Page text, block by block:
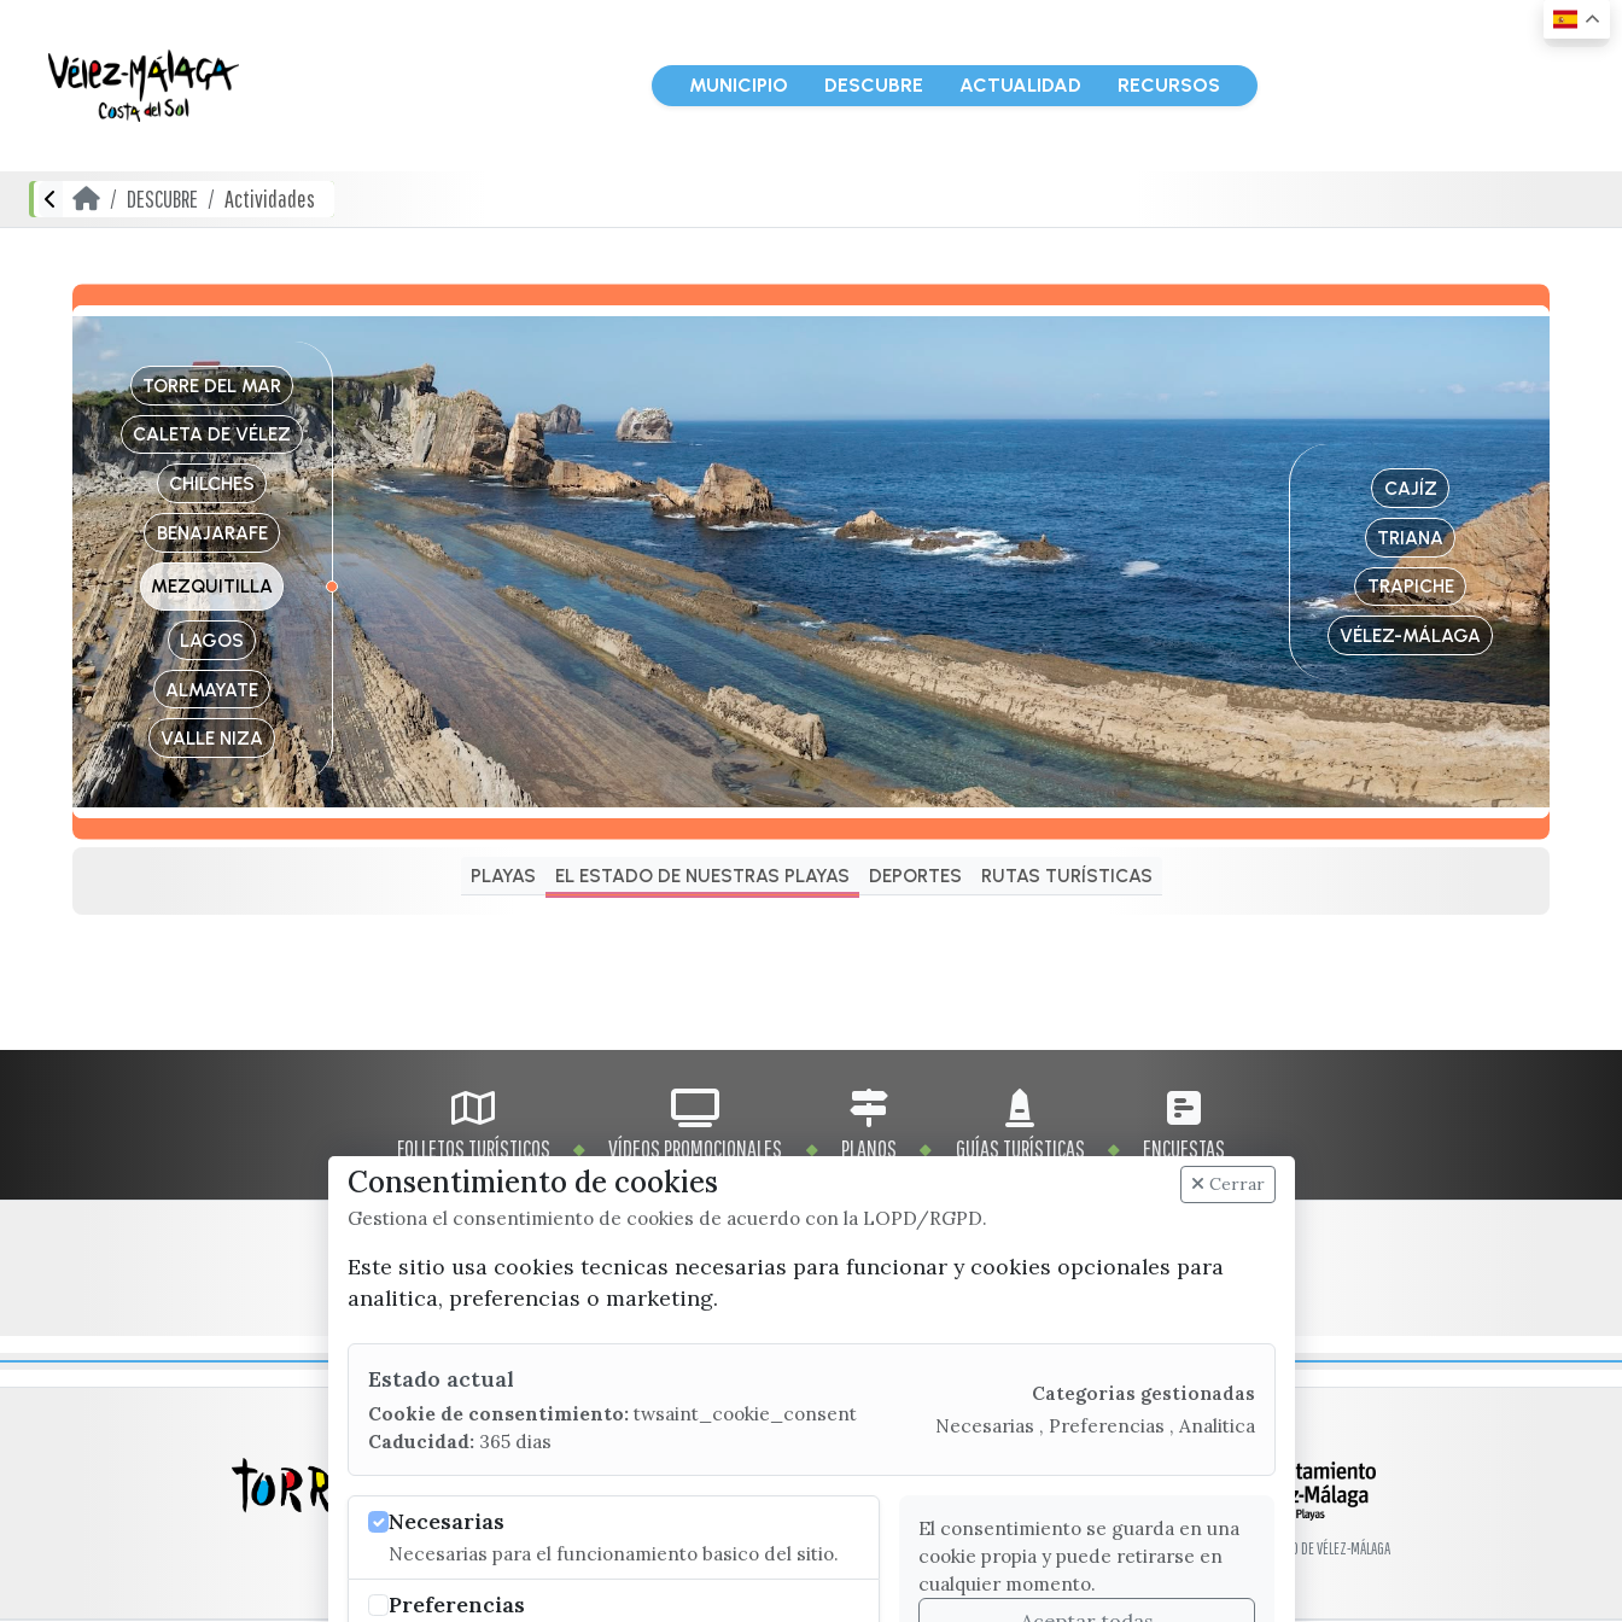
MUNICIPIO DESCUBRE ACTUALIDAD RECURSOS
DESCUBRE Actividades
TORRE DEL MAR
CALETA DE VÉLEZ
CHILCHES
BENAJARAFE
MEZQUITILLA
LAGOS
ALMAYATE
VALLE NIZA
CAJÍZ
TRIANA
TRAPICHE
VÉLEZ-MÁLAGA
PLAYAS EL ESTADO DE NUESTRAS PLAYAS DEPORTES RUTAS TURÍSTICAS
FOLLETOS TURÍSTICOS VÍDEOS PROMOCIONALES PLANOS GUÍAS TURÍSTICAS ENCUESTAS
x / twitter
(+34) 952 541 104
C/ Poniente, 2. CP 29740 - Torre del Mar
© EXCMO. AYUNTAMIENTO DE VÉLEZ-MÁLAGA
Consentimiento de cookies
Gestiona el consentimiento de cookies de acuerdo con la LOPD/RGPD.
Cerrar
Este sitio usa cookies tecnicas necesarias para funcionar y cookies opcionales para
analitica, preferencias o marketing.
Estado actual
Cookie de consentimiento: twsaint_cookie_consent
Caducidad: 365 dias
Categorias gestionadas
Necesarias , Preferencias , Analitica
Necesarias
Necesarias para el funcionamiento basico del sitio.
Preferencias
El consentimiento se guarda en una
cookie propia y puede retirarse en
cualquier momento.